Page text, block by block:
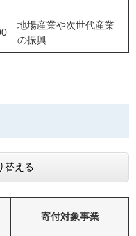
地場産業や次世代産業
の振興
替える
寄付対象事業